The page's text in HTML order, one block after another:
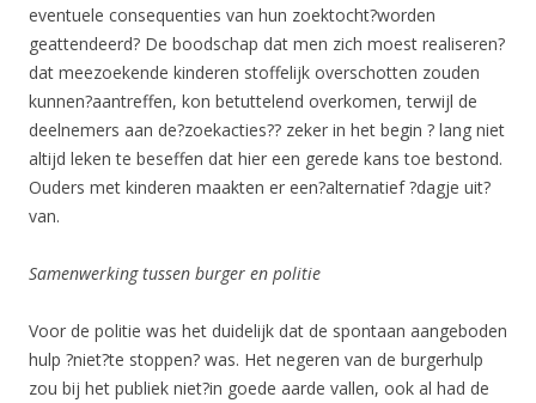
eventuele consequenties van hun zoektocht?worden
geattendeerd? De boodschap dat men zich moest realiseren?
dat meezoekende kinderen stoffelijk overschotten zouden
kunnen?aantreffen, kon betuttelend overkomen, terwijl de
deelnemers aan de?zoekacties?? zeker in het begin ? lang niet
altijd leken te beseffen dat hier een gerede kans toe bestond.
Ouders met kinderen maakten er een?alternatief ?dagje uit?
van.
Samenwerking tussen burger en politie
Voor de politie was het duidelijk dat de spontaan aangeboden
hulp ?niet?te stoppen? was. Het negeren van de burgerhulp
zou bij het publiek niet?in goede aarde vallen, ook al had de